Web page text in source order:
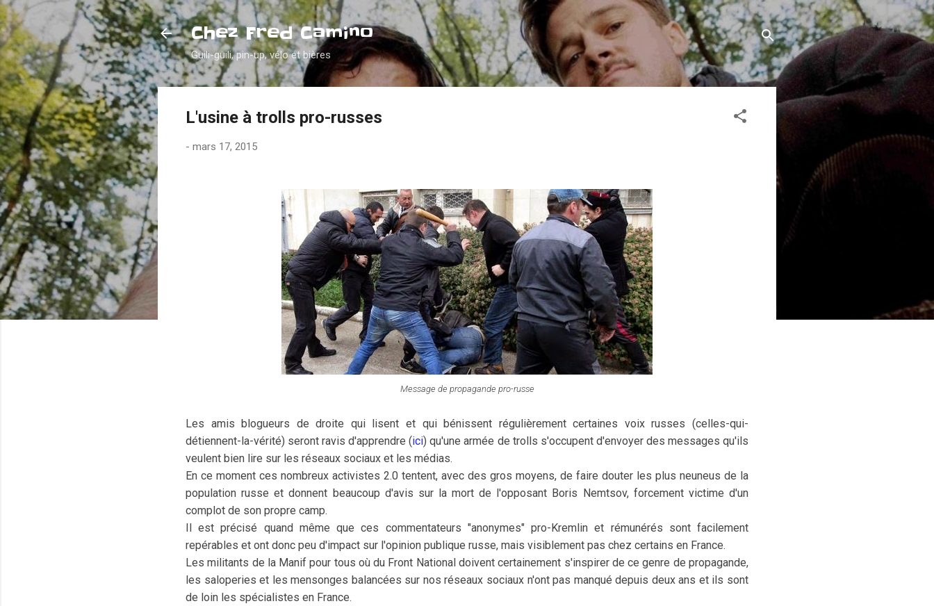
Accéder au contenu principal
Chez Fred Camino
Guili-guili, pin-up, vélo et bières
L'usine à trolls pro-russes
- mars 17, 2015
Message de propagande pro-russe
Les amis blogueurs de droite qui lisent et qui bénissent régulièrement certaines voix russes (celles-qui-
détiennent-la-vérité) seront ravis d'apprendre (ici) qu'une armée de trolls s'occupent d'envoyer des messages qu'ils
veulent bien lire sur les réseaux sociaux et les médias.
En ce moment ces nombreux activistes 2.0 tentent, avec des gros moyens, de faire douter les plus neuneus de la
population russe et donnent beaucoup d'avis sur la mort de l'opposant Boris Nemtsov, forcement victime d'un
complot de son propre camp.
Il est précisé quand même que ces commentateurs "anonymes" pro-Kremlin et rémunérés sont facilement
repérables et ont donc peu d'impact sur l'opinion publique russe, mais visiblement pas chez certains en France.
Les militants de la Manif pour tous où du Front National doivent certainement s'inspirer de ce genre de propagande,
les saloperies et les mensonges balancées sur nos réseaux sociaux n'ont pas manqué depuis deux ans et ils sont
de loin les spécialistes en France.